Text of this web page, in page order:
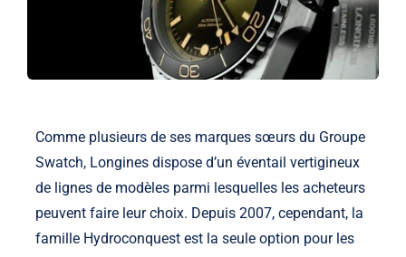
Comme plusieurs de ses marques sœurs du Groupe
Swatch, Longines dispose d’un éventail vertigineux
de lignes de modèles parmi lesquelles les acheteurs
peuvent faire leur choix. Depuis 2007, cependant, la
famille Hydroconquest est la seule option pour les